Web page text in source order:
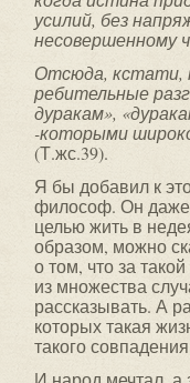
усилий, без
несовершенному
Отсюда, кстати,
ребительные
ду­ракам»,
-которыми широко
(Т.жс.39).
Я бы добавил к
философ. Он даже
целью жить в
образом, можно
о том, что за
из множества
рассказывать. А
которых такая
такого